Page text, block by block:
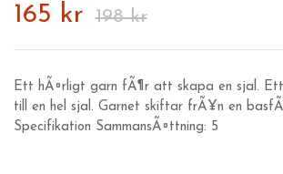
165 kr 198 kr
Ett hÃ¤rligt garn fÃ¶r att skapa en sjal.
till en hel sjal. Garnet skiftar frÃ¥n en
Specifikation SammansÃ¤ttning: 5